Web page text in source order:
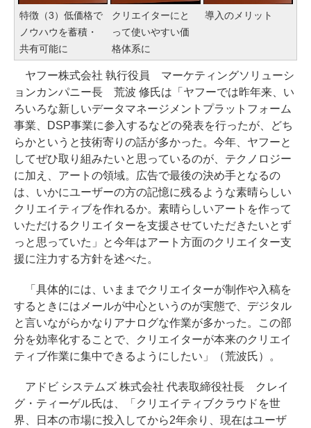
特徴（3）低価格で
ノウハウを蓄積・
共有可能に
クリエイターにと
って使いやすい価
格体系に
導入のメリット
ヤフー株式会社 執行役員 マーケティングソリューシ
ョンカンパニー長 荒波 修氏は「ヤフーでは昨年来、い
ろいろな新しいデータマネージメントプラットフォーム
事業、DSP事業に参入するなどの発表を行ったが、どち
らかというと技術寄りの話が多かった。今年、ヤフーと
してぜひ取り組みたいと思っているのが、テクノロジー
に加え、アートの領域。広告で最後の決め手となるの
は、いかにユーザーの方の記憶に残るような素晴らしい
クリエイティブを作れるか。素晴らしいアートを作って
いただけるクリエイターを支援させていただきたいとず
っと思っていた」と今年はアート方面のクリエイター支
援に注力する方針を述べた。
「具体的には、いままでクリエイターが制作や入稿を
するときにはメールが中心というのが実態で、デジタル
と言いながらかなりアナログな作業が多かった。この部
分を効率化することで、クリエイターが本来のクリエイ
ティブ作業に集中できるようにしたい」（荒波氏）。
アドビ システムズ 株式会社 代表取締役社長 クレイ
グ・ティーゲル氏は、「クリエイティブクラウドを世
界、日本の市場に投入してから2年余り、現在はユーザ